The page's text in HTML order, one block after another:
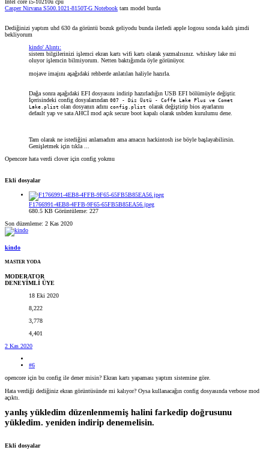
Intel core i5-10210u cpu
Casper Nirvana S500.1021-8150T-G Notebook tam model burda
Dediğinizi yaptım uhd 630 da görüntü bozuk geliyodu bunda ilerledi apple logosu sonda kaldı şimdi
bekliyorum
kindo' Alıntı:
sistem bilgilerinizi işlemci ekran kartı wifi kartı olarak yazmalısınız. whiskey lake mi
oluyor işlemcin bilmiyorum. Netten baktığımda öyle görünüyor.
mojave imajını aşağıdaki rehberde anlatılan haliyle hazırla.
Dağa sonra aşağıdaki EFI dosyasını indirip hazırladığın USB EFI bölümüyle değiştir.
İçerisindeki config dosyalarından 007 - Diz Üstü - Coffe Lake Plus ve Comet
Lake.plist olan dosyanın adını config.plist olarak değiştirip bios ayarlarını
default yap ve sata AHCİ mod açık secure boot kapalı olarak usbden kurulumu dene.
Tam olarak ne istediğini anlamadım ama amacın hackintosh ise böyle başlayabilirsin.
Genişletmek için tıkla ...
Opencore hata verdi clover için config yokmu
Ekli dosyalar
F1766991-4EB8-4FFB-9F65-65FB5B85EA56.jpeg
680.5 KB Görüntüleme: 227
Son düzenleme: 2 Kas 2020
kindo
MASTER YODA
MODERATOR
DENEYİMLİ ÜYE
18 Eki 2020
8,222
3,778
4,401
2 Kas 2020
#6
opencore için bu config ile dener misin? Ekran kartı yapaması yaptım sistemine göre.
Hata verdiği dediğiniz ekran görüntüsünde mi kalıyor? Oysa kullanacağın config dosyasında verbose mod
açıktı.
yanlış yükledim düzenlenmemiş halini farkedip doğrusunu
yükledim. yeniden indirip denemelisin.
Ekli dosyalar